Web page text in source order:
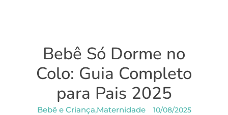
Bebê Só Dorme no
Colo: Guia Completo
para Pais 2025
Bebê e Criança,Maternidade 10/08/2025